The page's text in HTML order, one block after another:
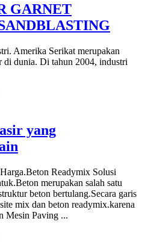
GARNET
Amerika Serikat merupakan
di dunia. Di tahun 2004, industri
yang
Readymix Solusi
merupakan salah satu
beton bertulang.Secara garis
mix dan beton readymix.karena
Mesin Paving ...